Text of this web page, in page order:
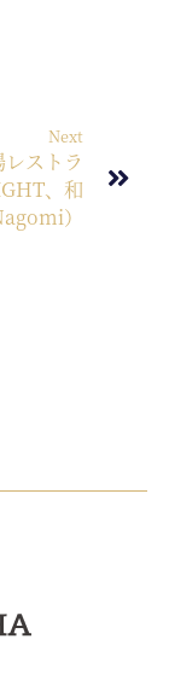
Next
ストラ
、和
）